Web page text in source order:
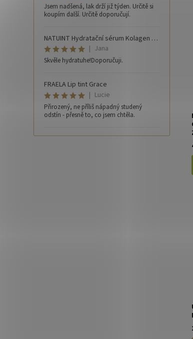
Jsem nadšená, lak drží již týden. Určitě si
koupím další. Určitě doporučují.
NATUINT Hydratační sérum Kolagen 30 ml
| Jana
Skvěle hydratuhe!Doporučuji.
FRAELA Lip tint Grace
| Lucie
Přirozený, ne příliš nápadný studený
odstín - přesně to, co jsem chtěla.